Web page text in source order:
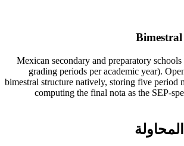
Mexican secondary and preparatory
grading periods per academic year).
bimestral structure natively, storing five period
computing the final nota as the SEP-